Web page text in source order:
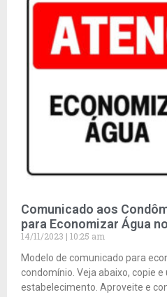
Comunicado aos
para Economizar Água
14/11/2023
10:25 am
Modelo de comunicado para
condomínio. Veja abaixo, copie
estabelecimento. Aproveite e